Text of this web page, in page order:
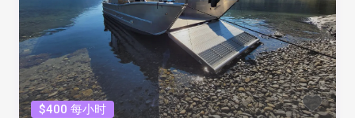
$400 每小时